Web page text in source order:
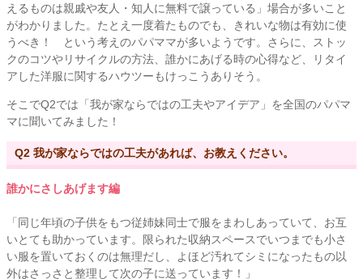
えるものは親戚や友人・知人に無料で譲っている」場合が多いこと
がわかりました。たとえ一度着たものでも、きれいな物は有効に使
うべき！ という考えのパパママが多いようです。さらに、ストッ
クのコツやリサイクルの方法、誰かにあげる時の心得など、リタイ
アした洋服に関するハウツーもけっこうありそう。
そこでQ2では「我が家ならではの工夫やアイデア」を全国のパパマ
マに聞いてみました！
Q2 我が家ならではの工夫があれば、お教えください。
誰かにさしあげます編
「同じ年頃の子供をもつ従姉妹同士で服をまわしあっていて、お互
いとても助かっています。限られた収納スペースでいつまでも小さ
い服を置いておくのは無理だし、よほど汚れてシミになったもの以
外はさっさと整理して次の子に送っています！」